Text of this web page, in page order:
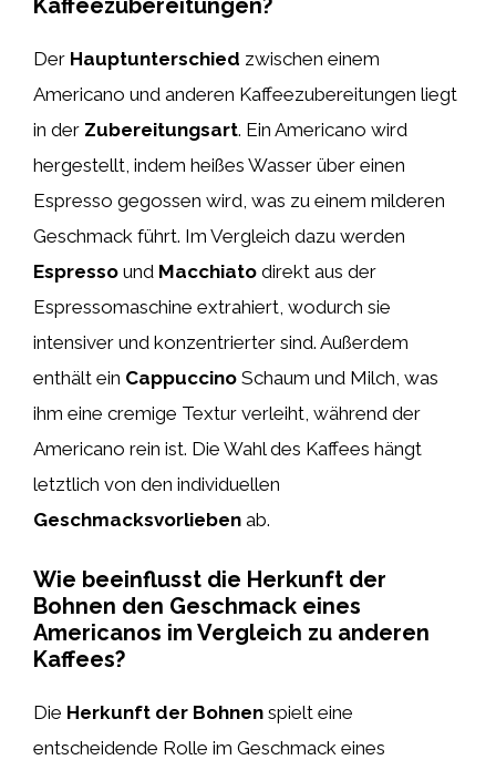
Kaffeezubereitungen?
Der Hauptunterschied zwischen einem
Americano und anderen Kaffeezubereitungen liegt
in der Zubereitungsart. Ein Americano wird
hergestellt, indem heißes Wasser über einen
Espresso gegossen wird, was zu einem milderen
Geschmack führt. Im Vergleich dazu werden
Espresso und Macchiato direkt aus der
Espressomaschine extrahiert, wodurch sie
intensiver und konzentrierter sind. Außerdem
enthält ein Cappuccino Schaum und Milch, was
ihm eine cremige Textur verleiht, während der
Americano rein ist. Die Wahl des Kaffees hängt
letztlich von den individuellen
Geschmacksvorlieben ab.
Wie beeinflusst die Herkunft der
Bohnen den Geschmack eines
Americanos im Vergleich zu anderen
Kaffees?
Die Herkunft der Bohnen spielt eine
entscheidende Rolle im Geschmack eines